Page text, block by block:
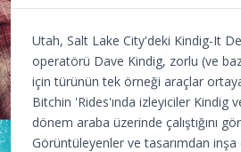
Utah, Salt Lake City'deki Kindig-It
operatörü Dave Kindig, zorlu (ve
için türünün tek örneği araçlar
Bitchin 'Rides'ında izleyiciler Kindig
dönem araba üzerinde çalıştığını
Görüntüleyenler ve tasarımdan